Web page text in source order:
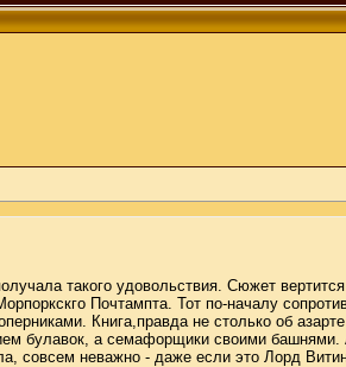
такого удовольствия. Сюжет
Почтампта. Тот по-началу
Книга,правда не столько об
булавок, а семафорщики своими башнями.
совсем неважно - даже если это Лорд